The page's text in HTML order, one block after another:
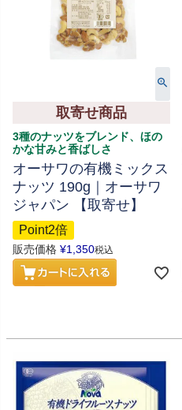
取寄せ商品
3種のナッツをブレンド、ほの
かな甘みと香ばしさ
オーサワの有機ミックス
ナッツ 190g｜オーサワ
ジャパン 【取寄せ】
Point2倍
販売価格 ¥1,350税込